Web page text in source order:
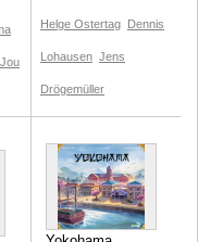
Helge Ostertag Dennis
Lohausen Jens
Drögemüller